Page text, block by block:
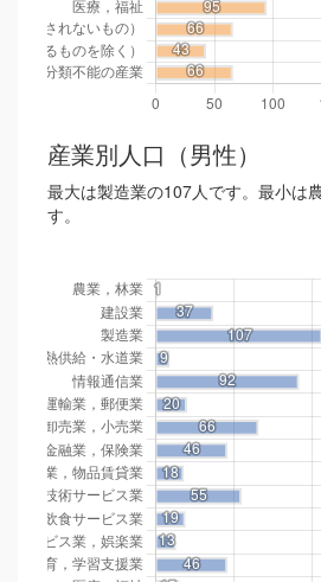
産業別人口（男性）
最大は製造業の107人です。最小は
す。